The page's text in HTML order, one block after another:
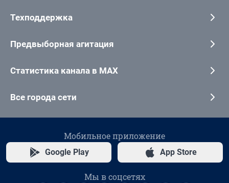
Техподдержка
Предвыборная агитация
Статистика канала в MAX
Все города сети
Мобильное приложение
Google Play App Store
Мы в соцсетях